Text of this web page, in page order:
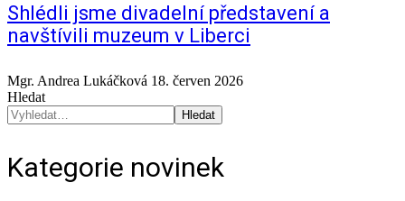
Shlédli jsme divadelní představení a
navštívili muzeum v Liberci
Mgr. Andrea Lukáčková 18. červen 2026
Hledat
Hledat
Kategorie novinek